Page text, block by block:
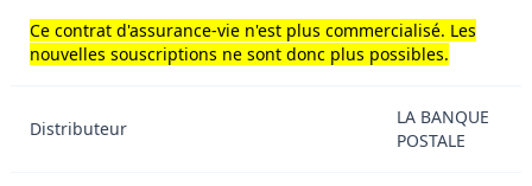
Ce contrat d'assurance-vie n'est plus commercialisé. Les
nouvelles souscriptions ne sont donc plus possibles.
Distributeur
LA BANQUE
POSTALE